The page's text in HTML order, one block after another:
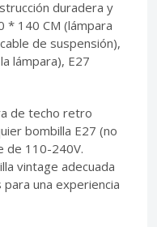
duradera y
* 140 CM (lámpara
de suspensión),
lámpara), E27
de techo retro
bombilla E27 (no
de 110-240V.
vintage adecuada
una experiencia